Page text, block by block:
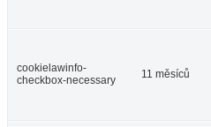
cookielawinfo-
checkbox-necessary
11 měsíců